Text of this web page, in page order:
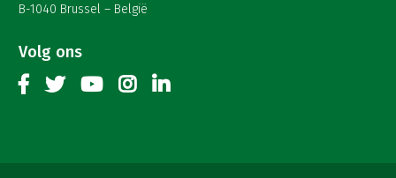
B-1040 Brussel – België
Volg ons